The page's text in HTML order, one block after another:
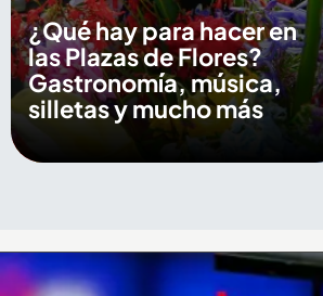
¿Qué hay para hacer en
las Plazas de Flores?
Gastronomía, música,
silletas y mucho más